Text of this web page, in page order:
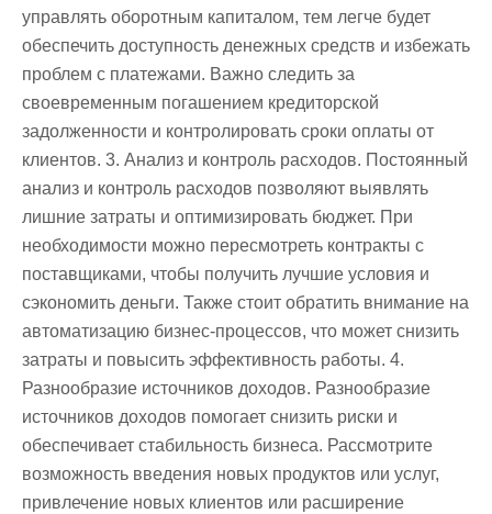
управлять оборотным капиталом, тем легче будет
обеспечить доступность денежных средств и избежать
проблем с платежами. Важно следить за
своевременным погашением кредиторской
задолженности и контролировать сроки оплаты от
клиентов. 3. Анализ и контроль расходов. Постоянный
анализ и контроль расходов позволяют выявлять
лишние затраты и оптимизировать бюджет. При
необходимости можно пересмотреть контракты с
поставщиками, чтобы получить лучшие условия и
сэкономить деньги. Также стоит обратить внимание на
автоматизацию бизнес-процессов, что может снизить
затраты и повысить эффективность работы. 4.
Разнообразие источников доходов. Разнообразие
источников доходов помогает снизить риски и
обеспечивает стабильность бизнеса. Рассмотрите
возможность введения новых продуктов или услуг,
привлечение новых клиентов или расширение